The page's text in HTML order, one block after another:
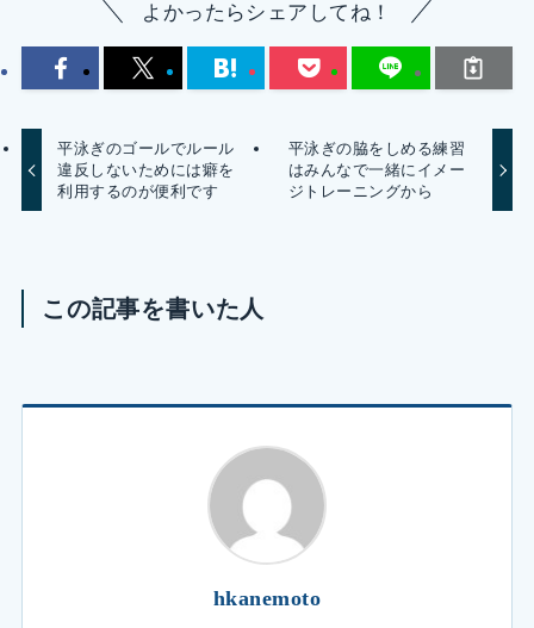
よかったらシェアしてね！
平泳ぎのゴールでルール
違反しないためには癖を
利用するのが便利です
平泳ぎの脇をしめる練習
はみんなで一緒にイメー
ジトレーニングから
この記事を書いた人
hkanemoto